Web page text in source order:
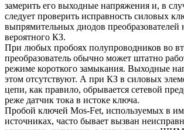
замерить его выходные напряжения и, в
следует проверить исправность силовых
выпрямительных диодов преобразователей
вероятного КЗ.
При любых пробоях полупроводников во
преобразователь обычно может штатно
режиме короткого замыкания. Выходные
этом отсутствуют. А при КЗ в силовых
цепи, как правило, обрывается сетевой
реже датчик тока в истоке ключа.
Пробой ключей Mos-Fet, используемых в
источниках, часто бывает вызван